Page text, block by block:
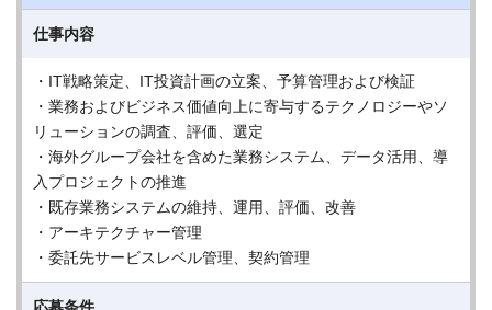
仕事内容
・IT戦略策定、IT投資計画の立案、予算管理および検証
・業務およびビジネス価値向上に寄与するテクノロジーやソ
リューションの調査、評価、選定
・海外グループ会社を含めた業務システム、データ活用、導
入プロジェクトの推進
・既存業務システムの維持、運用、評価、改善
・アーキテクチャー管理
・委託先サービスレベル管理、契約管理